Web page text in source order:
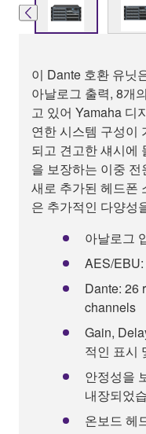
이 Dante 호환 유닛
아날로그 출력, 8개
고 있어 Yamaha 디
연한 시스템 구성이
되고 견고한 섀시에
을 보장하는 이중
새로 추가된 헤드폰
은 추가적인 다양성
아날로그
AES/
Dante: 26
channels
Gain,
적인 표시
안정성을
내장되었
온보드 헤